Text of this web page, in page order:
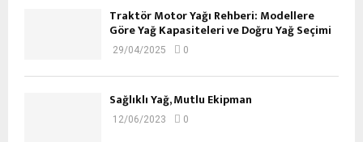
Traktör Motor Yağı Rehberi: Modellere
Göre Yağ Kapasiteleri ve Doğru Yağ Seçimi
29/04/2025 0
Sağlıklı Yağ, Mutlu Ekipman
12/06/2023 0